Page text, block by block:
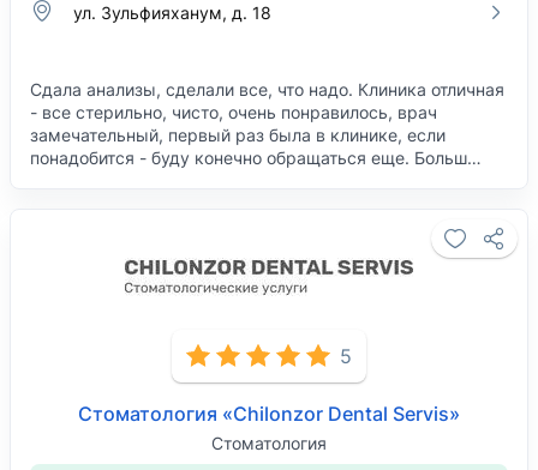
ул. Зульфияханум, д. 18
Сдала анализы, сделали все, что надо. Клиника отличная
- все стерильно, чисто, очень понравилось, врач
замечательный, первый раз была в клинике, если
понадобится - буду конечно обращаться еще. Больш…
5
Стоматология «Chilonzor Dental Servis»
Стоматология